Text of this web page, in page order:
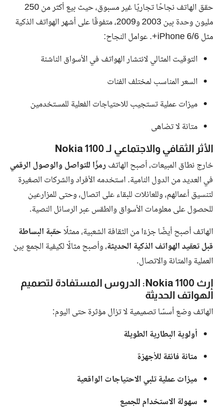
حقق الهاتف نجاحًا تجاريًا غير مسبوق، حيث بيع أكثر من 250
مليون وحدة بين 2003 و2009، متفوقًا على أشهر الهواتف الذكية
مثل iPhone 6/6+. عوامل النجاح:
التوقيت المثالي لانتشار الهواتف في الأسواق الناشئة
السعر المناسب لمختلف الفئات
ميزات عملية تستجيب للاحتياجات الفعلية للمستخدمين
متانة لا تضاهى
الأثر الثقافي والاجتماعي لـ Nokia 1100
خارج نطاق المبيعات، أصبح الهاتف رمزًا للتواصل والوصول الرقمي
في العديد من الدول النامية. استخدمه الأفراد والشركات الصغيرة
لتنسيق أعمالهم، وللعائلات للبقاء على اتصال، وحتى للمزارعين
للحصول على معلومات الأسواق والطقس عبر الرسائل النصية.
الهاتف أصبح أيضًا جزءًا من الثقافة الشعبية، ممثلًاحقبة البساطة
قبل تعقيد الهواتف الذكية الحديثة، وأصبح مثالًا لكيفية الجمع بين
العملية والمتانة والاتصال.
إرث Nokia 1100: الدروس المستفادة لتصميم
الهواتف الحديثة
الهاتف وضع أسسًا تصميمية لا تزال مؤثرة حتى اليوم:
أولوية البطارية الطويلة
متانة فائقة للأجهزة
ميزات عملية تلبي الاحتياجات الواقعية
سهولة الاستخدام للجميع